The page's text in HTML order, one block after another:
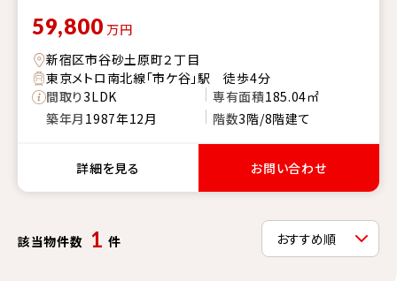
59,800 万円
新宿区市谷砂土原町２丁目
東京メトロ南北線「市ケ谷」駅 徒歩4分
間取り3LDK 専有面積185.04㎡
築年月 1987年12月 階数3階/8階建て
詳細を見る お問い合わせ
該当物件数 1 件